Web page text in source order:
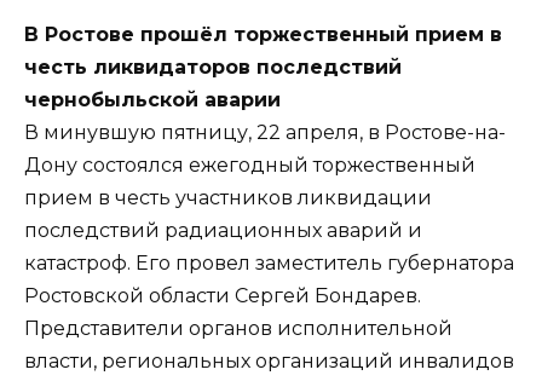
В Ростове прошёл торжественный прием в
честь ликвидаторов последствий
чернобыльской аварии
В минувшую пятницу, 22 апреля, в Ростове-на-
Дону состоялся ежегодный торжественный
прием в честь участников ликвидации
последствий радиационных аварий и
катастроф. Его провел заместитель губернатора
Ростовской области Сергей Бондарев.
Представители органов исполнительной
власти, региональных организаций инвалидов